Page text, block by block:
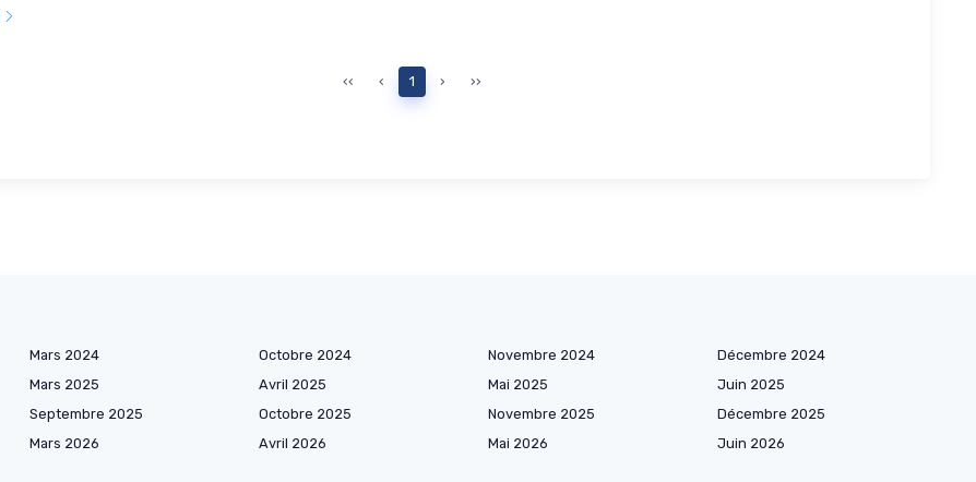
‹‹ ‹ 1 › ››
Mars 2024 Octobre 2024 Novembre 2024
Décembre 2024
Mars 2025 Avril 2025 Mai 2025
Juin 2025
Septembre 2025 Octobre 2025 Novembre 2025
Décembre 2025
Mars 2026 Avril 2026 Mai 2026
Juin 2026